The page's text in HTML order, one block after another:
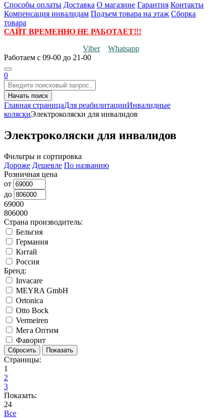
Способы оплаты Доставка О магазине Гарантия Контакты
Компенсация инвалидам Подъем товара на этаж Сборка
товара
САЙТ ВРЕМЕННО НЕ РАБОТАЕТ!!!
Viber
Whatsapp
Работаем с 09-00 до 21-00
0
Начать поиск
Главная страницаДля реабилитацииИнвалидные
коляскиЭлектроколяски для инвалидов
Электроколяски для инвалидов
Фильтры и сортировка
Дороже Дешевле По названию
Розничная цена
от
до
69000
806000
Страна производитель:
Бельгия
Германия
Китай
Россия
Бренд:
Invacare
MEYRA GmbH
Ortonica
Otto Bock
Vermeiren
Мега Оптим
Фаворит
Страницы:
1
2
3
Показать:
24
Все